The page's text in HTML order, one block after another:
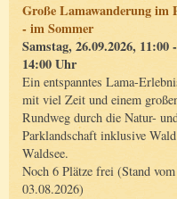
Große Lamawanderung im
- im Sommer
Samstag, 26.09.2026, 11:00 -
14:00 Uhr
Ein entspanntes Lama-
mit viel Zeit und einem
Rundweg durch die Natur-
Parklandschaft inklusive
Waldsee.
Noch 6 Plätze frei (Stand vom
03.08.2026)